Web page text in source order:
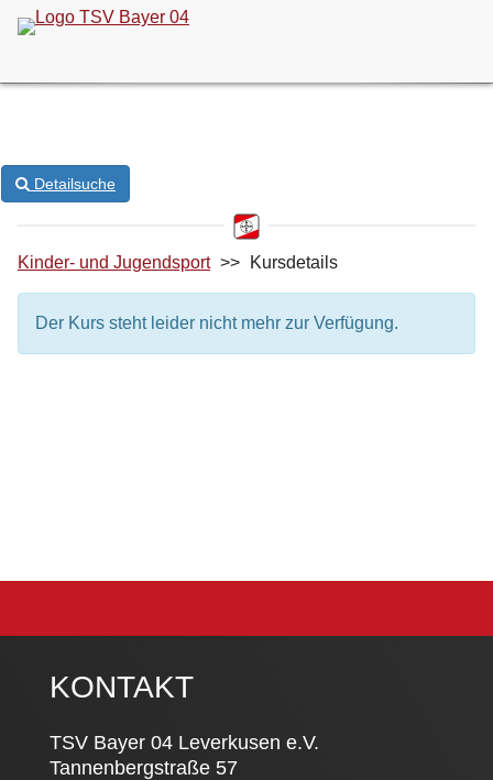
Detailsuche
Kinder- und Jugendsport >> Kursdetails
Der Kurs steht leider nicht mehr zur Verfügung.
KONTAKT
TSV Bayer 04 Leverkusen e.V.
Tannenbergstraße 57